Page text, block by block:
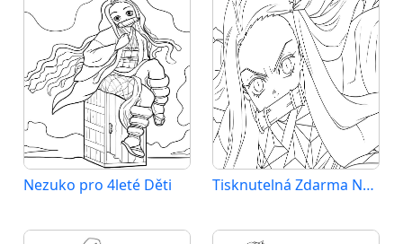
Nezuko pro 4leté Děti Tisknutelná Zdarma Nezuko